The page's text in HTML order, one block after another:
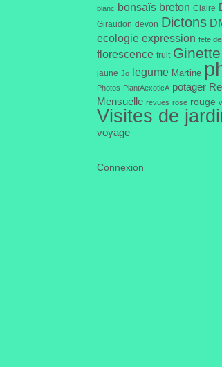
blanc bonsaïs breton Claire
Giraudon devon Dictons
ecologie expression fete
florescence fruit Ginette
jaune Jo legume Martine
Photos PlantAexoticA potager
Mensuelle revues rose rouge
Visites de
voyage
Connexion